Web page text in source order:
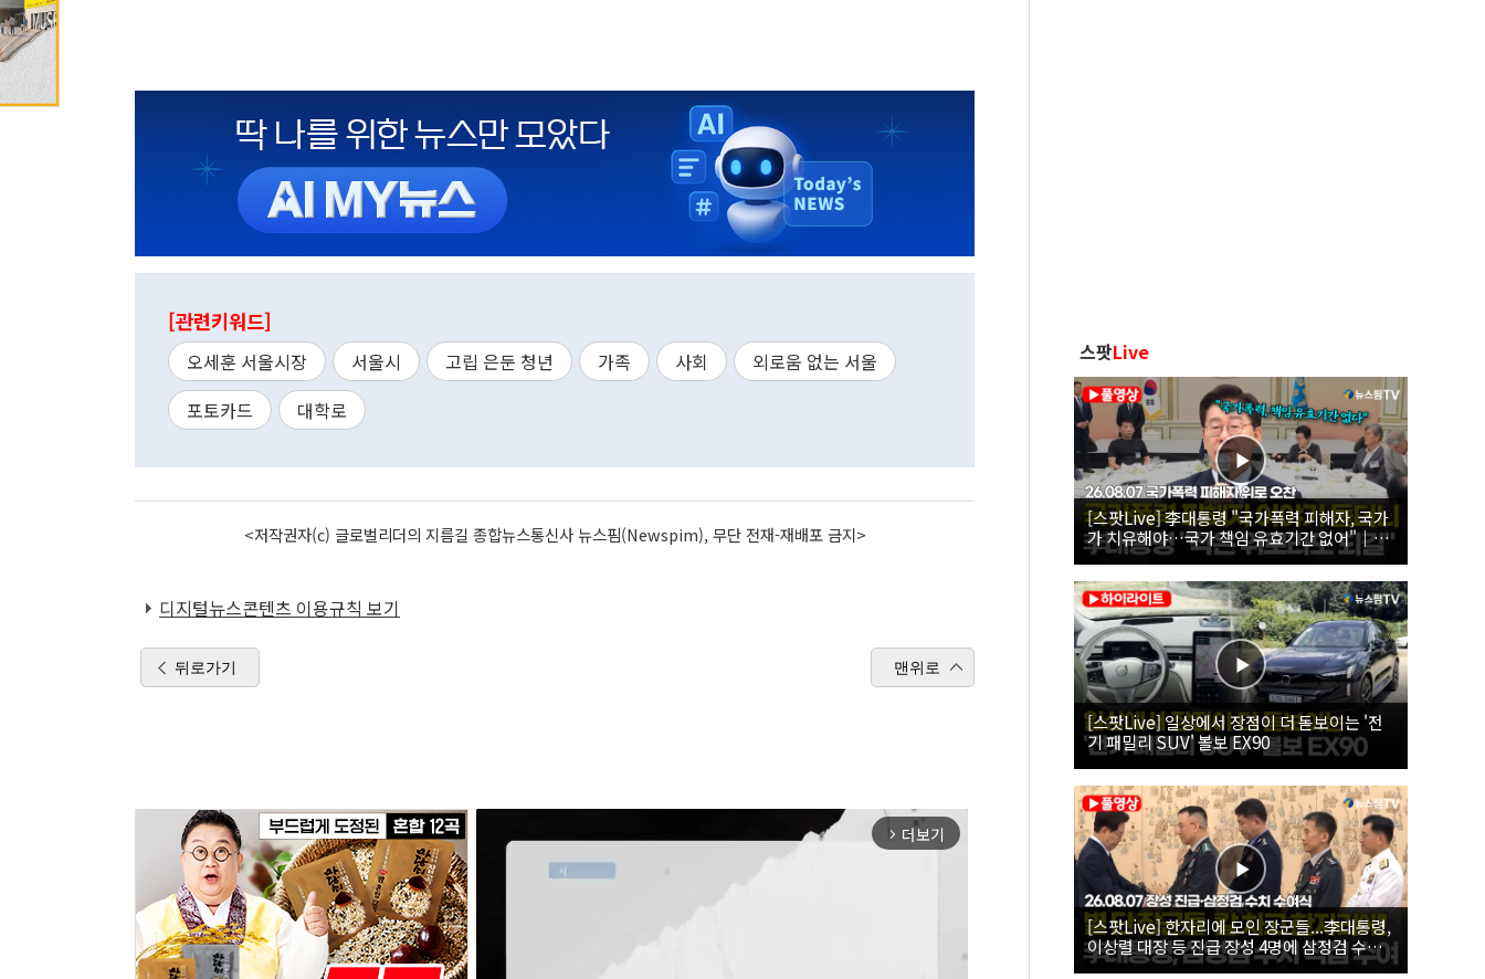
[관련키워드]
오세훈 서울시장 서울시 고립 은둔 청년 가족 사회
외로움 없는 서울
포토카드
대학로
<저작권자(c) 글로벌리더의 지름길 종합뉴스통신사 뉴스핌(Newspim), 무단 전재-재배포 금지>
디지털뉴스콘텐츠 이용규칙 보기
뒤로가기 맨위로
arrow_forward_ios 더보기
스팟Live
[스팟Live] 李대통령 "국가폭력 피해자, 국가
가 치유해야…국가 책임 유효기간 없어"｜
26.08.07 국가폭력 피해자 위로 오찬
[스팟Live] 일상에서 장점이 더 돋보이는 '전
기 패밀리 SUV' 볼보 EX90
[스팟Live] 한자리에 모인 장군들...李대통령,
이상렬 대장 등 진급 장성 4명에 삼정검 수치
직접 수여｜26.08.07 장성 진급·삼정검 수치